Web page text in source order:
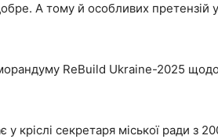
А тому й особливих претензій
ReBuild Ukraine-2025
секретаря міської ради з